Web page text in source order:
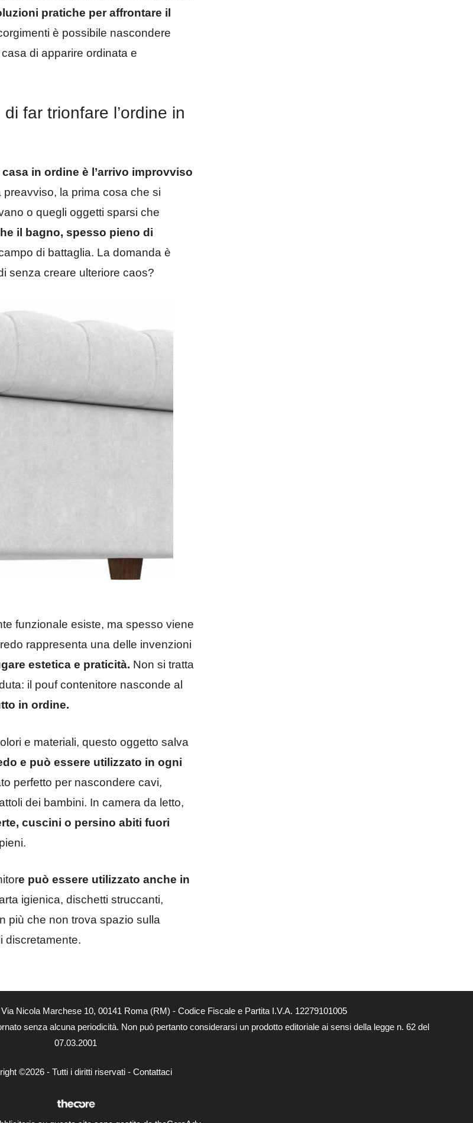
pratiche per affrontare il
è possibile nascondere
di apparire ordinata e
far trionfare l’ordine in
in ordine è l’arrivo improvviso
la prima cosa che si
o quegli oggetti sparsi che
il bagno, spesso pieno di
di battaglia. La domanda è
senza creare ulteriore caos?
funzionale esiste, ma spesso viene
rappresenta una delle invenzioni
estetica e praticità. Non si tratta
il pouf contenitore nasconde al
in ordine.
e materiali, questo oggetto salva
e può essere utilizzato in ogni
perfetto per nascondere cavi,
dei bambini. In camera da letto,
cuscini o persino abiti fuori
e può essere utilizzato anche in
igienica, dischetti struccanti,
più che non trova spazio sulla
discretamente.
Nicola Marchese 10, 00141 Roma (RM) - Codice Fiscale e Partita I.V.A. 12279101005
senza alcuna periodicità. Non può pertanto considerarsi un prodotto editoriale ai sensi della legge n. 62 del
07.03.2001
©2026 - Tutti i diritti riservati - Contattaci